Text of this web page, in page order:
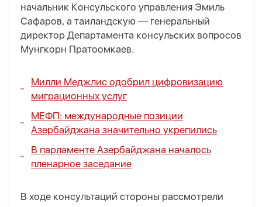
начальник Консульского управления Эмиль
Сафаров, а таиландскую — генеральный
директор Департамента консульских вопросов
Мунгкорн Пратоомкаев.
Милли Меджлис одобрил цифровизацию
миграционных услуг
МЕФП: международные позиции
Азербайджана значительно укрепились
В парламенте Азербайджана началось
пленарное заседание
В ходе консультаций стороны рассмотрели